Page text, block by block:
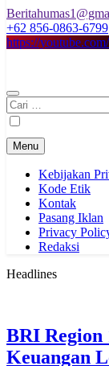
+62 856-0863-6799
https://
Cari
untuk:
Menu
Kebijakan
Kode Etik
Kontak
Pasang Iklan
Privacy
Redaksi
Headlines
BRI
Keuangan